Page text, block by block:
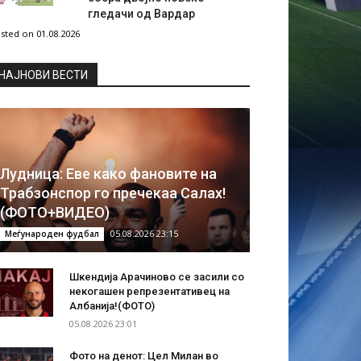
гледачи од Вардар
on 01.08.2026
ВЕСТИ
Лудница: Еве како фановите на
Трабзонспор го пречекаа Салах!
(ФОТО+ВИДЕО)
Меѓународен фудбал 05.08.2026 23:15
Шкендија Арачиново се засили со
некогашен репрезентативец на
Албанија!(ФОТО)
05.08.2026 23:01
Фото на денот: Цел Милан во